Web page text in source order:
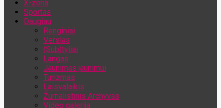
X-zona
Sportas
Daugiau
Renginiai
Verslas
(Sub)tyliai
Langas
Jaunimas jaunimui
Turizmas
Laisvalaikis
Žurnalistinis Archyvas
Video galerija